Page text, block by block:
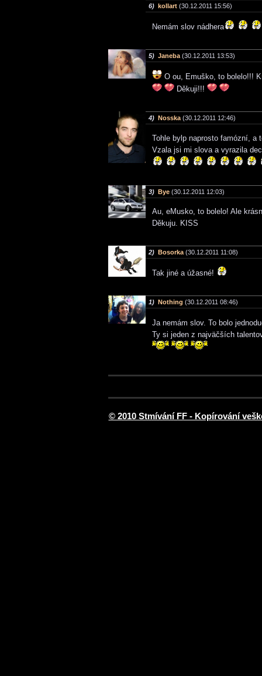
6) kollart (30.12.2011 15:56)
Nemám slov nádhera
5) Janeba (30.12.2011 13:53)
O ou, Emuško, to bolelo!!!
Děkuji!!!
4) Nosska (30.12.2011 12:46)
Tohle bylp naprosto famózní, a
Vzala jsi mi slova a vyrazila
3) Bye (30.12.2011 12:03)
Au, eMusko, to bolelo! Ale
Děkuju. KISS
2) Bosorka (30.12.2011 11:08)
Tak jiné a úžasné!
1) Nothing (30.12.2011 08:46)
Ja nemám slov. To bolo
Ty si jeden z najväčších
© 2010 Stmívání FF - Kopírování